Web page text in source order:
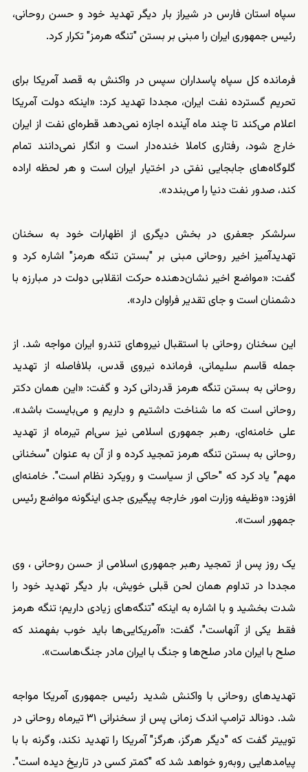
سپاه استان فارس در شیراز بار دیگر تهدید خود و حسن روحانی،
رئیس جمهوری ایران را مبنی بر بستن "تنگه هرمز" تکرار کرد.
فرمانده کل سپاه پاسداران سپس در واکنش به قصد آمریکا برای
تحریم گسترده نفت ایران، مجددا تهدید کرد: «اینکه دولت آمریکا
اعلام می‌کند تا چند ماه آینده اجازه نمی‌دهد قطره‌ای نفت از ایران
خارج شود، رفتاری کاملا خنده‌دار است و انگار نمی‌دانند تمام
گلوگاه‌های جابجایی نفتی در اختیار ایران است و هر لحظه اراده
کند، صدور نفت دنیا را می‌بندد».
سرلشکر جعفری در بخش دیگری از اظهارات خود به سخنان
تهدیدآمیز اخیر روحانی مبنی بر "بستن تنگه هرمز" اشاره کرد و
گفت: «مواضع اخیر نشان‌دهنده حرکت انقلابی دولت در مبارزه با
دشمنان است و جای تقدیر فراوان دارد».
این سخنان روحانی با استقبال نیروهای تندرو ایران مواجه شد. از
جمله قاسم سلیمانی، فرمانده نیروی قدس، بلافاصله از تهدید
روحانی به بستن تنگه هرمز قدردانی کرد و گفت: «این همان دکتر
روحانی است که ما شناخت داشتیم و داریم و می‌بایست باشد».
علی خامنه‌ای، رهبر جمهوری اسلامی نیز سی‌ام تیرماه از تهدید
روحانی به بستن تنگه هرمز تمجید کرده و از آن به عنوان "سخنانی
مهم" یاد کرد که "حاکی از سیاست و رویکرد نظام است". خامنه‌ای
افزود: «وظیفه وزارت امور خارجه پیگیری جدی اینگونه مواضع رئیس
جمهور است».
یک روز پس از تمجید رهبر جمهوری اسلامی از حسن روحانی ، وی
مجددا در تداوم همان لحن قبلی خویش، بار دیگر تهدید خود را
شدت بخشید و با اشاره به اینکه "تنگه‌های زیادی داریم؛ تنگه هرمز
فقط یکی از آنهاست"، گفت: «آمریکایی‌ها باید خوب بفهمند که
صلح با ایران مادر صلح‌ها و جنگ با ایران مادر جنگ‌هاست».
تهدیدهای روحانی با واکنش شدید رئیس جمهوری آمریکا مواجه
شد. دونالد ترامپ اندک زمانی پس از سخنرانی ۳۱ تیرماه روحانی در
توییتر گفت که "دیگر هرگز، هرگز" آمریکا را تهدید نکند، وگرنه با با
پیامدهایی روبه‌رو خواهد شد که "کمتر کسی در تاریخ دیده است".